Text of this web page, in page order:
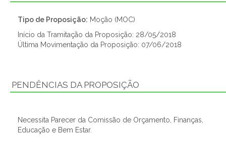
Tipo de Proposição: Moção (MOC)
Início da Tramitação da Proposição: 28/05/2018
Última Movimentação da Proposição: 07/06/2018
PENDÊNCIAS DA PROPOSIÇÃO
Necessita Parecer da Comissão de Orçamento, Finanças,
Educação e Bem Estar.